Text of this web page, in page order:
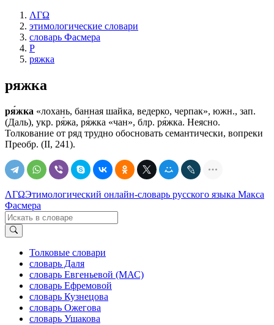
ΛΓΩ
этимологические словари
словарь Фасмера
Р
ряжка
ряжка
ря́жка «лохань, банная шайка, ведерко, черпак», южн., зап.
(Даль), укр. ря́жа, ря́жка «чан», блр. ря́жка. Неясно.
Толкование от ряд трудно обосновать семантически, вопреки
Преобр. (II, 241).
ΛΓΩЭтимологический онлайн-словарь русского языка Макса
Фасмера
Толковые словари
словарь Даля
словарь Евгеньевой (МАС)
словарь Ефремовой
словарь Кузнецова
словарь Ожегова
словарь Ушакова